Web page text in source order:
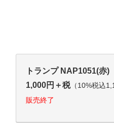
トランプ NAP1051(赤)
1,000円＋税（10%税込
販売終了